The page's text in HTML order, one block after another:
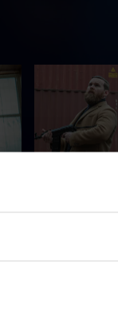
Janet og